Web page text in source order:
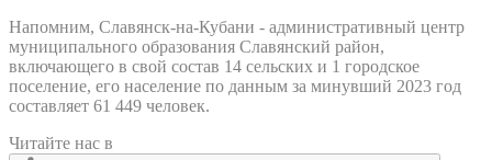
Напомним, Славянск-на-Кубани - административный центр
муниципального образования Славянский район,
включающего в свой состав 14 сельских и 1 городское
поселение, его население по данным за минувший 2023 год
составляет 61 449 человек.
Читайте нас в